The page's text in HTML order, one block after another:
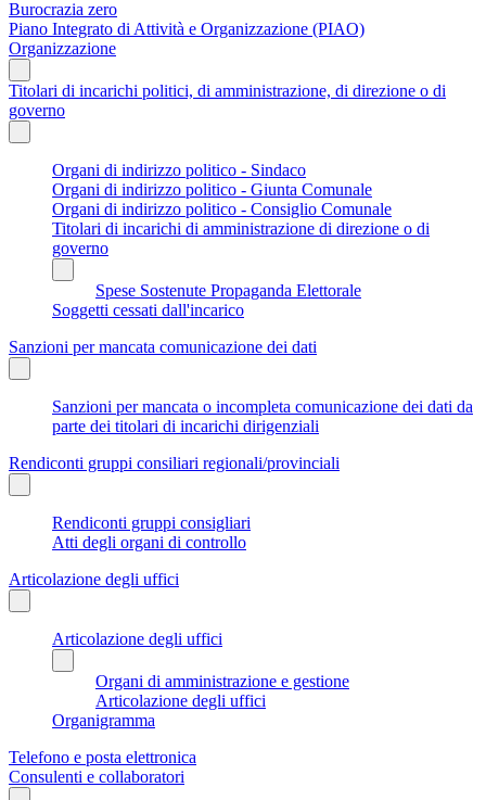
Burocrazia zero
Piano Integrato di Attività e Organizzazione (PIAO)
Organizzazione
Titolari di incarichi politici, di amministrazione, di direzione o di
governo
Organi di indirizzo politico - Sindaco
Organi di indirizzo politico - Giunta Comunale
Organi di indirizzo politico - Consiglio Comunale
Titolari di incarichi di amministrazione di direzione o di
governo
Spese Sostenute Propaganda Elettorale
Soggetti cessati dall'incarico
Sanzioni per mancata comunicazione dei dati
Sanzioni per mancata o incompleta comunicazione dei dati da
parte dei titolari di incarichi dirigenziali
Rendiconti gruppi consiliari regionali/provinciali
Rendiconti gruppi consigliari
Atti degli organi di controllo
Articolazione degli uffici
Articolazione degli uffici
Organi di amministrazione e gestione
Articolazione degli uffici
Organigramma
Telefono e posta elettronica
Consulenti e collaboratori